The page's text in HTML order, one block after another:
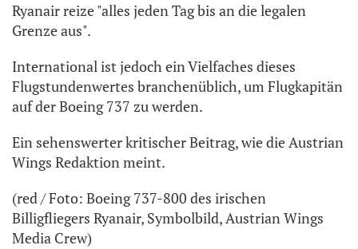
Ryanair reize "alles jeden Tag bis an die legalen
Grenze aus".
International ist jedoch ein Vielfaches dieses
Flugstundenwertes branchenüblich, um Flugkapitän
auf der Boeing 737 zu werden.
Ein sehenswerter kritischer Beitrag, wie die Austrian
Wings Redaktion meint.
(red / Foto: Boeing 737-800 des irischen
Billigfliegers Ryanair, Symbolbild, Austrian Wings
Media Crew)